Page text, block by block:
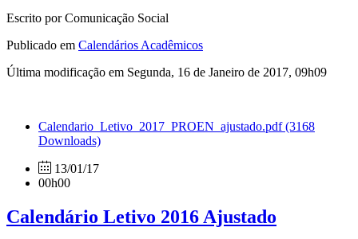
Escrito por Comunicação Social
Publicado em Calendários Acadêmicos
Última modificação em Segunda, 16 de Janeiro de 2017, 09h09
Calendario_Letivo_2017_PROEN_ajustado.pdf(3168
Downloads)
13/01/17
00h00
Calendário Letivo 2016 Ajustado